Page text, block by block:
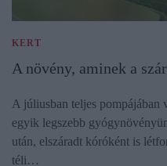
KERT
A növény, aminek a
A júliusban teljes pompájában
egyik legszebb
után, elszáradt kóróként is
téli…